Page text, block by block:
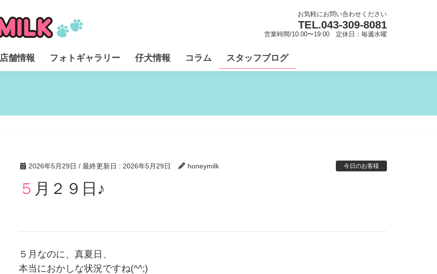
お気軽にお問い合わせください
TEL.043-309-8081
営業時間/10:00〜19:00 定休日：毎週水曜
店舗情報 フォトギャラリー 仔犬情報 コラム スタッフブログ
2026年5月29日 / 最終更新日 : 2026年5月29日 honeymilk 今日のお客様
５月２９日♪
５月なのに、真夏日、
本当におかしな状況ですね(^^;)